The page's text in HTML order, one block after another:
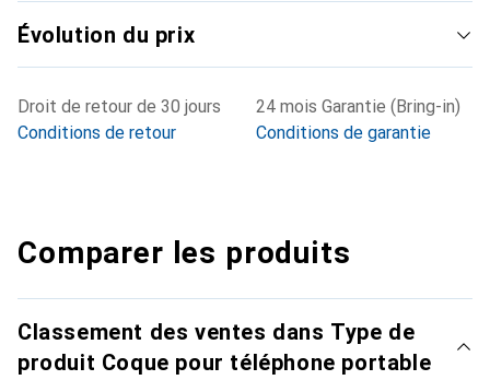
Évolution du prix
Droit de retour de 30 jours
Conditions de retour
24 mois Garantie (Bring-in)
Conditions de garantie
Comparer les produits
Classement des ventes dans Type de
produit Coque pour téléphone portable